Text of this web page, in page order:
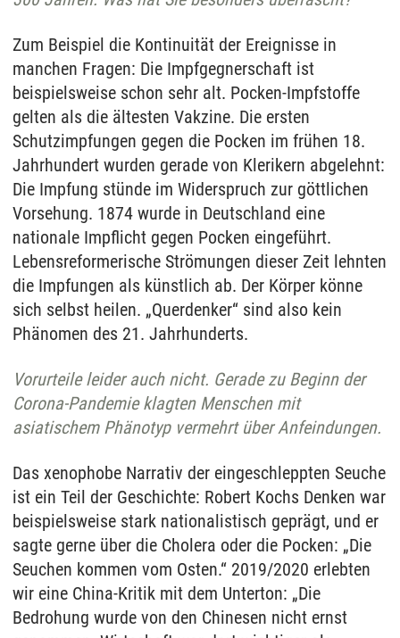
Zum Beispiel die Kontinuität der Ereignisse in
manchen Fragen: Die Impfgegnerschaft ist
beispielsweise schon sehr alt. Pocken-Impfstoffe
gelten als die ältesten Vakzine. Die ersten
Schutzimpfungen gegen die Pocken im frühen 18.
Jahrhundert wurden gerade von Klerikern abgelehnt:
Die Impfung stünde im Widerspruch zur göttlichen
Vorsehung. 1874 wurde in Deutschland eine
nationale Impflicht gegen Pocken eingeführt.
Lebensreformerische Strömungen dieser Zeit lehnten
die Impfungen als künstlich ab. Der Körper könne
sich selbst heilen. „Querdenker“ sind also kein
Phänomen des 21. Jahrhunderts.
Vorurteile leider auch nicht. Gerade zu Beginn der
Corona-Pandemie klagten Menschen mit
asiatischem Phänotyp vermehrt über Anfeindungen.
Das xenophobe Narrativ der eingeschleppten Seuche
ist ein Teil der Geschichte: Robert Kochs Denken war
beispielsweise stark nationalistisch geprägt, und er
sagte gerne über die Cholera oder die Pocken: „Die
Seuchen kommen vom Osten.“ 2019/2020 erlebten
wir eine China-Kritik mit dem Unterton: „Die
Bedrohung wurde von den Chinesen nicht ernst